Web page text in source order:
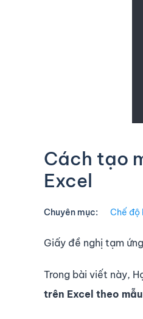
Cách tạo
Excel
Chuyên mục: Chế độ
Giấy đề nghị tạm
Trong bài viết này,
trên Excel theo